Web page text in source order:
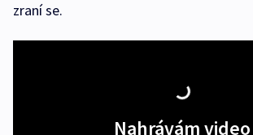
zraní se.
Nahrávám video